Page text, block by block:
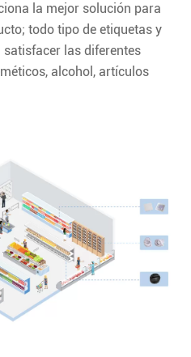
la mejor solución para
todo tipo de etiquetas y
las diferentes
alcohol, artículos